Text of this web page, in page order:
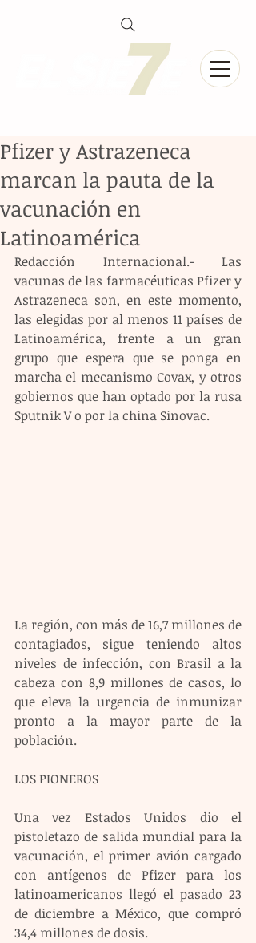
Pfizer y Astrazeneca
marcan la pauta de la
vacunación en
Latinoamérica
Redacción Internacional.- Las
vacunas de las farmacéuticas Pfizer y
Astrazeneca son, en este momento,
las elegidas por al menos 11 países de
Latinoamérica, frente a un gran
grupo que espera que se ponga en
marcha el mecanismo Covax, y otros
gobiernos que han optado por la rusa
Sputnik V o por la china Sinovac.
La región, con más de 16,7 millones de
contagiados, sigue teniendo altos
niveles de infección, con Brasil a la
cabeza con 8,9 millones de casos, lo
que eleva la urgencia de inmunizar
pronto a la mayor parte de la
población.
LOS PIONEROS
Una vez Estados Unidos dio el
pistoletazo de salida mundial para la
vacunación, el primer avión cargado
con antígenos de Pfizer para los
latinoamericanos llegó el pasado 23
de diciembre a México, que compró
34,4 millones de dosis.